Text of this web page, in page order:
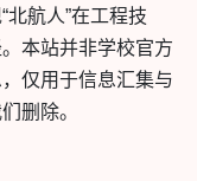
航人”在工程技
本站并非学校官方
仅用于信息汇集与
删除。